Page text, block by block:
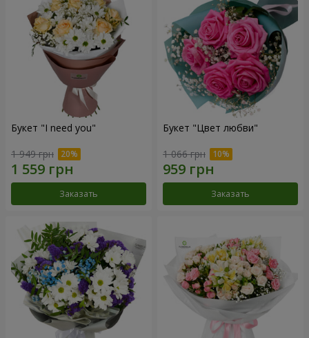
Букет "I need you"
1 949 грн
Заказать
Букет "Цвет любви"
1 066 грн
Заказать